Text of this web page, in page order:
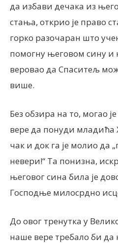
да избави дечака из
стања, открио је право
горко разочаран што
помогну његовом сину и
веровао да Спаситељ
више.
Без обзира на то, могао
вере да понуди
чак и док га је молио да
невери!“ Та понизна,
његовог сина била је
Господње милосрдно
До овог тренутка у
наше вере требало би да